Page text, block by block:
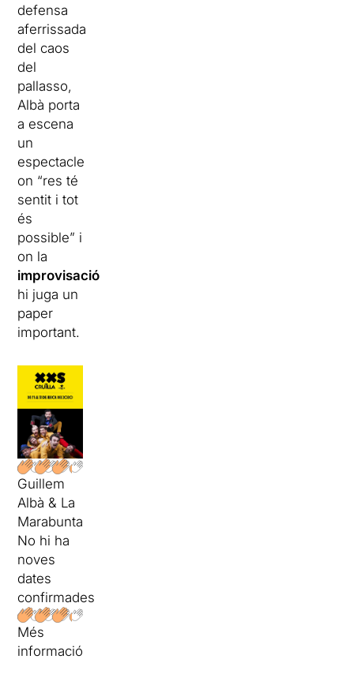
defensa
aferrissada
del caos
del
pallasso,
Albà porta
a escena
un
espectacle
on “res té
sentit i tot
és
possible” i
on la
improvisació
hi juga un
paper
important.
Guillem
Albà & La
Marabunta
No hi ha
noves
dates
confirmades
Més
informació